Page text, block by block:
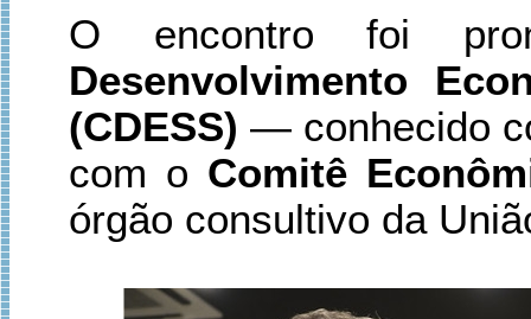
O encontro foi
Desenvolvimento
(CDESS) — conhecido
com o Comitê
órgão consultivo da